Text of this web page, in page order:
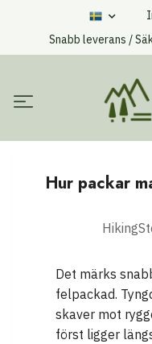
Snabb leverans /
Hur packar
Det märks
felpackad.
skaver mot
först ligger